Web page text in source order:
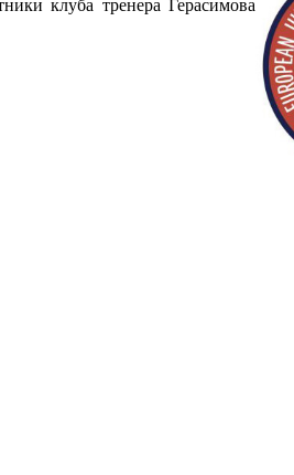
клуба тренера Герасимова